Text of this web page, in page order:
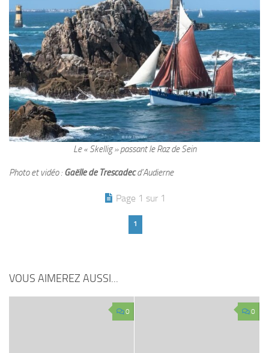
Le « Skellig » passant le Raz de Sein
Photo et vidéo : Gaëlle de Trescadecd’Audierne
Page 1 sur 1
1
VOUS AIMEREZ AUSSI...
0 0